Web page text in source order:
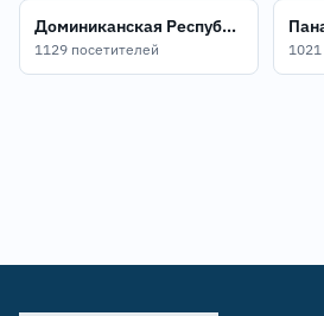
Доминиканская Республика
1129 посетителей